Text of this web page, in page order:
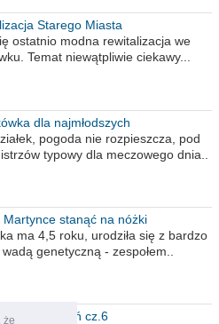
że
Starego Miasta
ostatnio modna rewitalizacja we
Temat niewątpliwie ciekawy...
dla najmłodszych
pogoda nie rozpieszcza, pod
typowy dla meczowego dnia..
Martynce stanąć na nóżki
ma 4,5 roku, urodziła się z bardzo
genetyczną - zespołem..
moich marzeń cz.6